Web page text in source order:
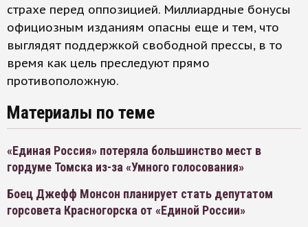
страхе перед оппозицией. Миллиардные бонусы
официозным изданиям опасны еще и тем, что
выглядят поддержкой свободной прессы, в то
время как цель преследуют прямо
противоположную.
Материалы по теме
«Единая Россия» потеряла большинство мест в
гордуме Томска из-за «Умного голосования»
Боец Джефф Монсон планирует стать депутатом
горсовета Красногорска от «Единой России»